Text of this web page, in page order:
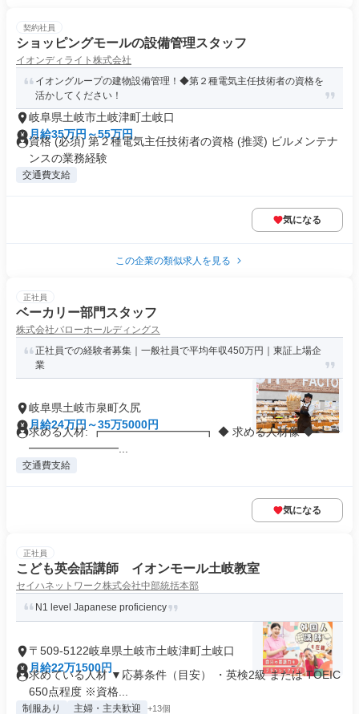
契約社員
ショッピングモールの設備管理スタッフ
イオンディライト株式会社
イオングループの建物設備管理！◆第２種電気主任技術者の資格を
活かしてください！
岐阜県土岐市土岐津町土岐口
月給35万円～55万円
資格 (必須) 第２種電気主任技術者の資格 (推奨) ビルメンテナ
ンスの業務経験
交通費支給
気になる
この企業の類似求人を見る
正社員
ベーカリー部門スタッフ
株式会社バローホールディングス
正社員での経験者募集｜一般社員で平均年収450万円｜東証上場企
業
岐阜県土岐市泉町久尻
月給24万円～35万5000円
求める人材: ┏━━━━━━━━━┓ ◆ 求める人材像 ◆ ┗━
━━━━━━━━...
交通費支給
気になる
正社員
こども英会話講師 イオンモール土岐教室
セイハネットワーク株式会社中部統括本部
N1 level Japanese proficiency
〒509-5122岐阜県土岐市土岐津町土岐口
月給22万1500円
求めている人材 ▼応募条件（目安） ・英検2級 または TOEIC
650点程度 ※資格...
制服あり 主婦・主夫歓迎 +13個